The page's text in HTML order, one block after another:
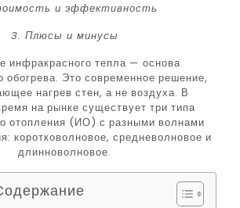
и эффективность
3. Плюсы и минусы
инфракрасного тепла — основа
обогрева. Это современное решение,
нагрев стен, а не воздуха. В
на рынке существует три типа
отопления (ИО) с разными волнами
коротковолновое, средневолновое и
длинноволновое.